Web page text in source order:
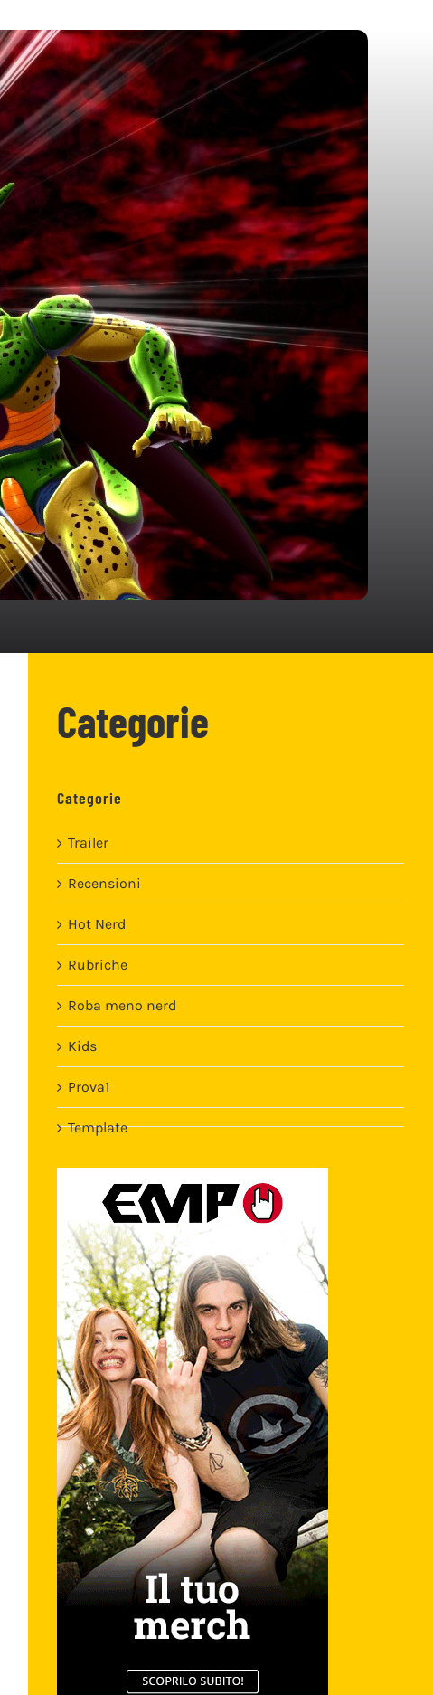
Categorie
Categorie
Trailer
Recensioni
Hot Nerd
Rubriche
Roba meno nerd
Kids
Prova1
Template